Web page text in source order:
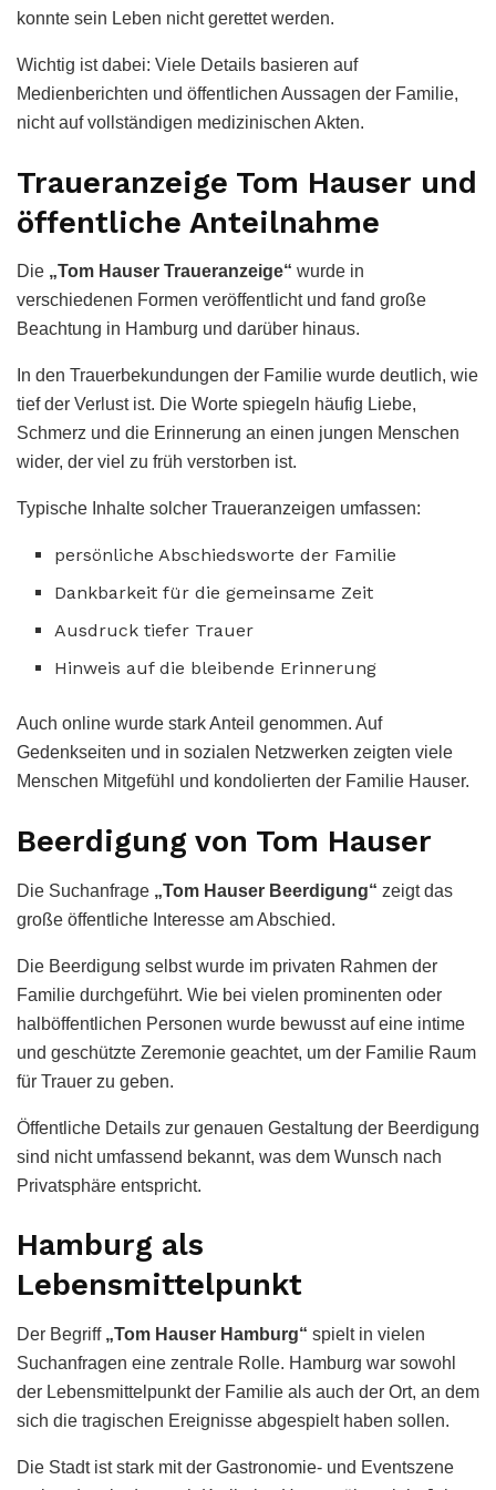
konnte sein Leben nicht gerettet werden.
Wichtig ist dabei: Viele Details basieren auf
Medienberichten und öffentlichen Aussagen der Familie,
nicht auf vollständigen medizinischen Akten.
Traueranzeige Tom Hauser und
öffentliche Anteilnahme
Die „Tom Hauser Traueranzeige“ wurde in
verschiedenen Formen veröffentlicht und fand große
Beachtung in Hamburg und darüber hinaus.
In den Trauerbekundungen der Familie wurde deutlich, wie
tief der Verlust ist. Die Worte spiegeln häufig Liebe,
Schmerz und die Erinnerung an einen jungen Menschen
wider, der viel zu früh verstorben ist.
Typische Inhalte solcher Traueranzeigen umfassen:
persönliche Abschiedsworte der Familie
Dankbarkeit für die gemeinsame Zeit
Ausdruck tiefer Trauer
Hinweis auf die bleibende Erinnerung
Auch online wurde stark Anteil genommen. Auf
Gedenkseiten und in sozialen Netzwerken zeigten viele
Menschen Mitgefühl und kondolierten der Familie Hauser.
Beerdigung von Tom Hauser
Die Suchanfrage „Tom Hauser Beerdigung“ zeigt das
große öffentliche Interesse am Abschied.
Die Beerdigung selbst wurde im privaten Rahmen der
Familie durchgeführt. Wie bei vielen prominenten oder
halböffentlichen Personen wurde bewusst auf eine intime
und geschützte Zeremonie geachtet, um der Familie Raum
für Trauer zu geben.
Öffentliche Details zur genauen Gestaltung der Beerdigung
sind nicht umfassend bekannt, was dem Wunsch nach
Privatsphäre entspricht.
Hamburg als
Lebensmittelpunkt
Der Begriff „Tom Hauser Hamburg“ spielt in vielen
Suchanfragen eine zentrale Rolle. Hamburg war sowohl
der Lebensmittelpunkt der Familie als auch der Ort, an dem
sich die tragischen Ereignisse abgespielt haben sollen.
Die Stadt ist stark mit der Gastronomie- und Eventszene